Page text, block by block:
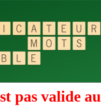
pas valide au